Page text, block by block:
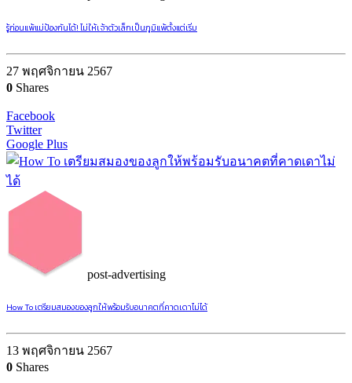
รู้ก่อนแพ้แม่ป้องกันได้! ไม่ให้เจ้าตัวเล็กเป็นภูมิแพ้ตั้งแต่เริ่ม
27 พฤศจิกายน 2567
0 Shares
Facebook
Twitter
Google Plus
post-advertising
How To เตรียมสมองของลูกให้พร้อมรับอนาคตที่คาดเดาไม่ได้
13 พฤศจิกายน 2567
0 Shares